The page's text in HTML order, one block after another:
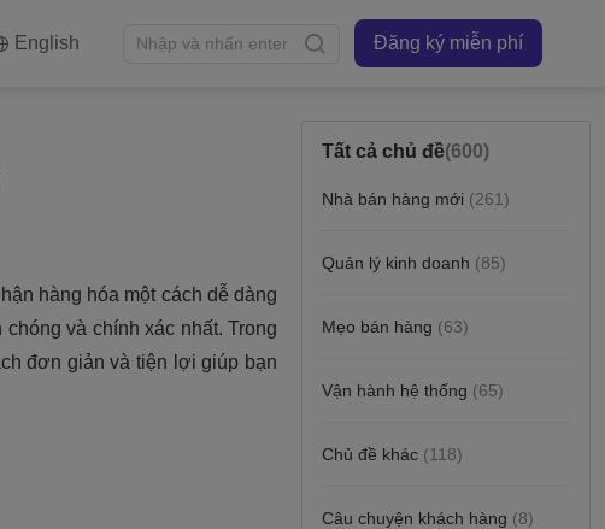
English Đăng ký miễn phí
Tất cả chủ đề(600)
Nhà bán hàng mới (261)
Quản lý kinh doanh (85)
Mẹo bán hàng (63)
Vận hành hệ thống (65)
Chủ đề khác (118)
Câu chuyện khách hàng (8)